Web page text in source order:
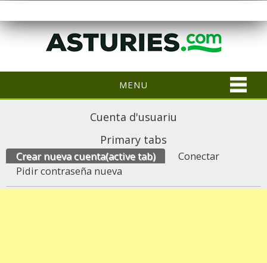
MENU
Cuenta d'usuariu
Primary tabs
Crear nueva cuenta(active tab)
Conectar
Pidir contraseña nueva